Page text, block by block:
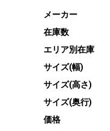
プリンター
コートハン
傘立て
食器棚・キ
オフィスア
カウンター
センター
カフェテー
ソファ
シェルフ
ダストボッ
インテリア
冷蔵庫・洗
空気清浄機
電子レンジ
液晶テレビ
エアコン
照明機器
季節家電
その他キ
メーカー
在庫数
エリア別在庫
サイズ(幅)
サイズ(高さ)
サイズ(奥行)
価格